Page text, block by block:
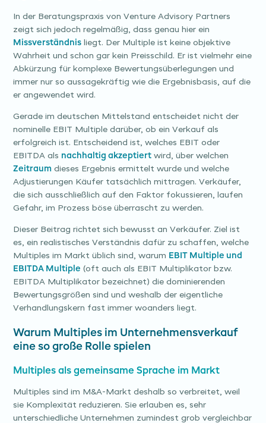
In der Beratungspraxis von Venture Advisory Partners
zeigt sich jedoch regelmäßig, dass genau hier ein
Missverständnis liegt. Der Multiple ist keine objektive
Wahrheit und schon gar kein Preisschild. Er ist vielmehr eine
Abkürzung für komplexe Bewertungsüberlegungen und
immer nur so aussagekräftig wie die Ergebnisbasis, auf die
er angewendet wird.
Gerade im deutschen Mittelstand entscheidet nicht der
nominelle EBIT Multiple darüber, ob ein Verkauf als
erfolgreich ist. Entscheidend ist, welches EBIT oder
EBITDA als nachhaltig akzeptiert wird, über welchen
Zeitraum dieses Ergebnis ermittelt wurde und welche
Adjustierungen Käufer tatsächlich mittragen. Verkäufer,
die sich ausschließlich auf den Faktor fokussieren, laufen
Gefahr, im Prozess böse überrascht zu werden.
Dieser Beitrag richtet sich bewusst an Verkäufer. Ziel ist
es, ein realistisches Verständnis dafür zu schaffen, welche
Multiples im Markt üblich sind, warum EBIT Multiple und
EBITDA Multiple (oft auch als EBIT Multiplikator bzw.
EBITDA Multiplikator bezeichnet) die dominierenden
Bewertungsgrößen sind und weshalb der eigentliche
Verhandlungskern fast immer woanders liegt.
Warum Multiples im Unternehmensverkauf
eine so große Rolle spielen
Multiples als gemeinsame Sprache im Markt
Multiples sind im M&A-Markt deshalb so verbreitet, weil
sie Komplexität reduzieren. Sie erlauben es, sehr
unterschiedliche Unternehmen zumindest grob vergleichbar